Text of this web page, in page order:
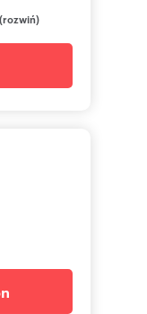
(rozwiń)